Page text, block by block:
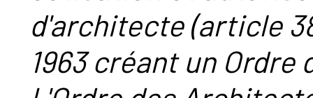
d'architecte (article
1963 créant un